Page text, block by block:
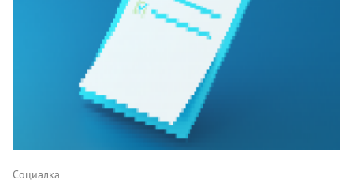
Социалка